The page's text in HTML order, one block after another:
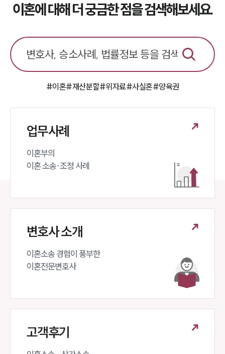
인재채용
이혼에 대해 더 궁금한 점을 검색해보세요.
#이혼#재산분할#위자료#사실혼#양육권
업무사례
이혼부의
이혼 소송·조정 사례
변호사 소개
이혼소송 경험이 풍부한
이혼전문변호사
고객후기